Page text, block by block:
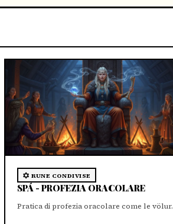
RUNE CONDIVISE
SPÁ - PROFEZIA ORACOLARE
Pratica di profezia oracolare come le völur.